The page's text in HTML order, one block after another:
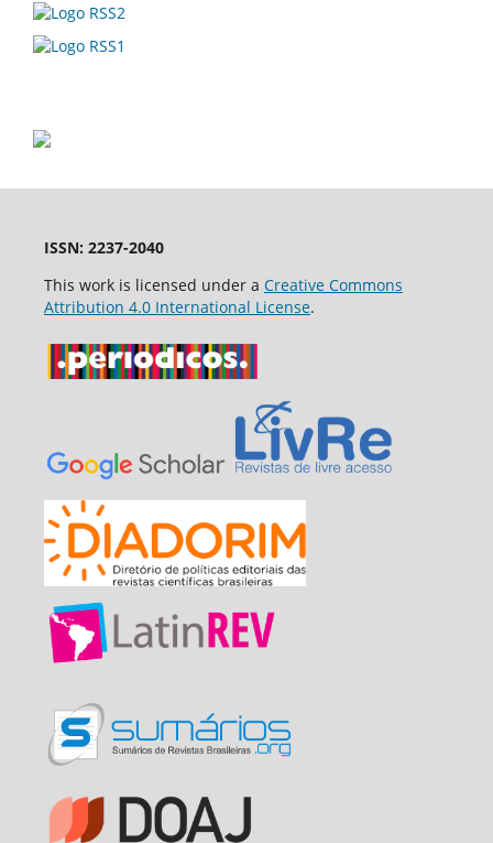
ISSN: 2237-2040
This work is licensed under a Creative Commons
Attribution 4.0 International License.